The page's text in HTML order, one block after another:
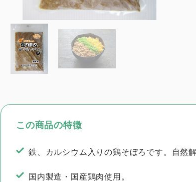
この商品の特徴
鉄、カルシウム入りの鶏そぼろです。自然
国内製造・国産鶏肉使用。